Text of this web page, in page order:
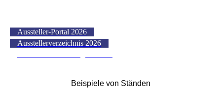
Aussteller-Portal 2026
Ausstellerverzeichnis 2026
Beispiele von Ständen